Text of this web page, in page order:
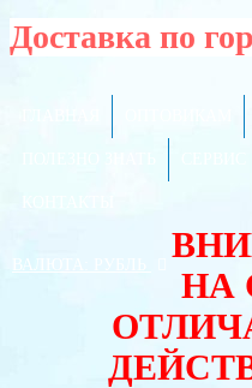
Доставка по
ВАЛЮТА:
НА